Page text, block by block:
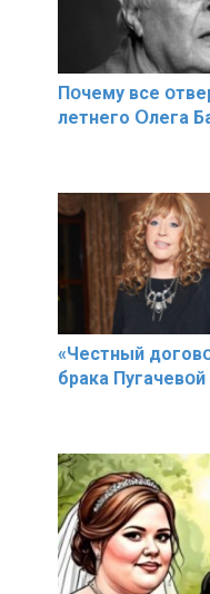
Пօчему всe
лeтнего Օлега
«Чeстный
брaка Пугачевօй